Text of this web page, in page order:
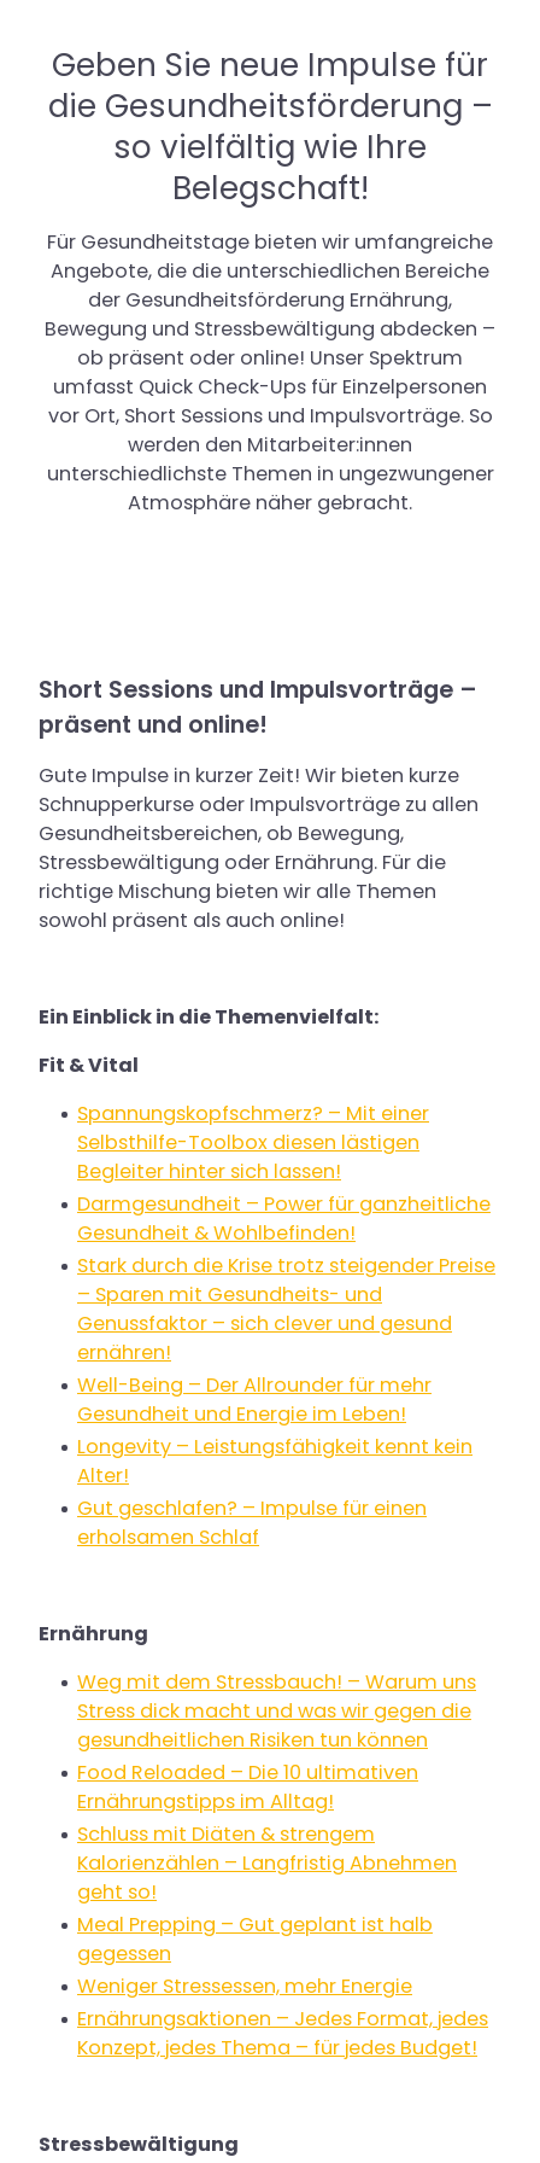
Geben Sie neue Impulse für
die Gesundheitsförderung –
so vielfältig wie Ihre
Belegschaft!
Für Gesundheitstage bieten wir umfangreiche
Angebote, die die unterschiedlichen Bereiche
der Gesundheitsförderung Ernährung,
Bewegung und Stressbewältigung abdecken –
ob präsent oder online! Unser Spektrum
umfasst Quick Check-Ups für Einzelpersonen
vor Ort, Short Sessions und Impulsvorträge. So
werden den Mitarbeiter:innen
unterschiedlichste Themen in ungezwungener
Atmosphäre näher gebracht.
Short Sessions und Impulsvorträge –
präsent und online!
Gute Impulse in kurzer Zeit! Wir bieten kurze
Schnupperkurse oder Impulsvorträge zu allen
Gesundheitsbereichen, ob Bewegung,
Stressbewältigung oder Ernährung. Für die
richtige Mischung bieten wir alle Themen
sowohl präsent als auch online!
Ein Einblick in die Themenvielfalt:
Fit & Vital
Spannungskopfschmerz? – Mit einer
Selbsthilfe-Toolbox diesen lästigen
Begleiter hinter sich lassen!
Darmgesundheit – Power für ganzheitliche
Gesundheit & Wohlbefinden!
Stark durch die Krise trotz steigender Preise
– Sparen mit Gesundheits- und
Genussfaktor – sich clever und gesund
ernähren!
Well-Being – Der Allrounder für mehr
Gesundheit und Energie im Leben!
Longevity – Leistungsfähigkeit kennt kein
Alter!
Gut geschlafen? – Impulse für einen
erholsamen Schlaf
Ernährung
Weg mit dem Stressbauch! – Warum uns
Stress dick macht und was wir gegen die
gesundheitlichen Risiken tun können
Food Reloaded – Die 10 ultimativen
Ernährungstipps im Alltag!
Schluss mit Diäten & strengem
Kalorienzählen – Langfristig Abnehmen
geht so!
Meal Prepping – Gut geplant ist halb
gegessen
Weniger Stressessen, mehr Energie
Ernährungsaktionen – Jedes Format, jedes
Konzept, jedes Thema – für jedes Budget!
Stressbewältigung